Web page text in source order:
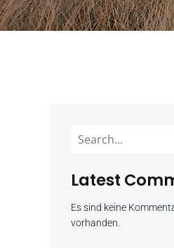
Latest
Es sind keine
vorhanden.